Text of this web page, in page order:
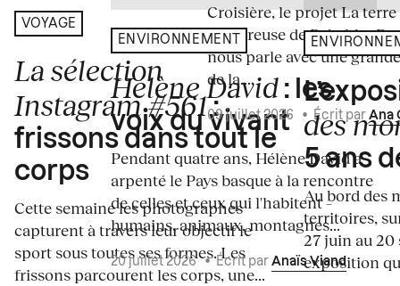
VOYAGE
La sélection
Instagram #561:
frissons dans tout le
corps
Cette semaine les photographes
capturent à travers leur objectif le
sport sous toutes ses formes. Les
frissons parcourent les corps, une...
ENVIRONNEMENT
Hélène David : les
voix du vivant
Pendant quatre ans, Hélène David a
arpenté le Pays basque à la rencontre
de celles et ceux qui l'habitent –
humains, animaux, montagnes...
20 juillet 2026•Écrit par Anaïs Viand
Croisière, le projet La terre
amoureuse de Rebekka
nous parle avec une
de la...
09 juillet 2026 • Écrit par Ana
des
5 ans
Au bord des
territoires,
27 juin au 20
exposition